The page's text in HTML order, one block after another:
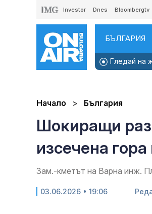
Investor Dnes Bloombergtv
БЪЛГАРИЯ
Гледай на
Начало България
Шокиращи
изсечена
Зам.-кметът на Варна инж.
03.06.2026 • 19:06